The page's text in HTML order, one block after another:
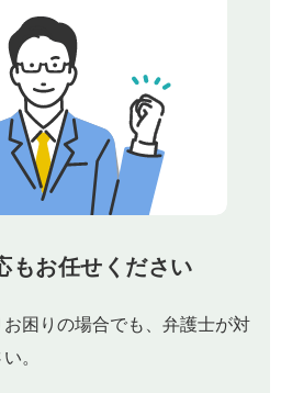
もお任せください
困りの場合でも、弁護士が対
。